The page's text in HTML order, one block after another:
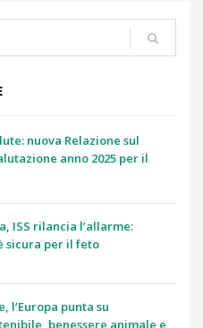
nuova Relazione sul
anno 2025 per il
ISS rilancia l’allarme:
sicura per il feto
l’Europa punta su
benessere animale e